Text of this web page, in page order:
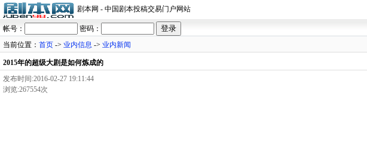
剧本网 - 中国剧本投稿交易门户网站
帐号：
密码：
当前位置： 首页 -> 业内信息 -> 业内新闻
2015年的超级大剧是如何炼成的
发布时间:2016-02-27 19:11:44
浏览:267554次